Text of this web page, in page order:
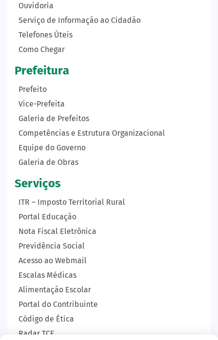
Ouvidoria
Serviço de Informação ao Cidadão
Telefones Úteis
Como Chegar
Prefeitura
Prefeito
Vice-Prefeita
Galeria de Prefeitos
Competências e Estrutura Organizacional
Equipe do Governo
Galeria de Obras
Serviços
ITR – Imposto Territorial Rural
Portal Educação
Nota Fiscal Eletrônica
Previdência Social
Acesso ao Webmail
Escalas Médicas
Alimentação Escolar
Portal do Contribuinte
Código de Ética
Radar TCE